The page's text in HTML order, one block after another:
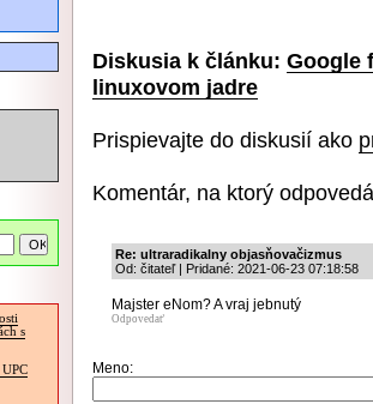
s
Diskusia k článku: Google
linuxovom jadre
Prispievajte do diskusií ako
Komentár, na ktorý
Re: ultraradikalny objasňovačizmus
Od: čitateľ | Pridané: 2021-06-23 07:18:58
Majster eNom? A vraj jebnutý
Odpovedať
Meno: